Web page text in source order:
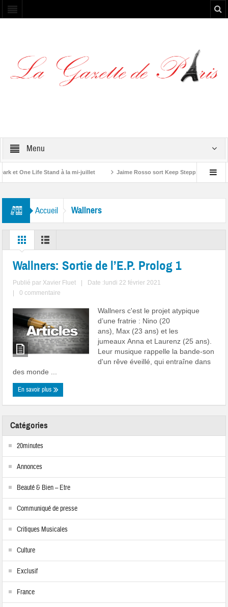
Menu
et One Life Stand à la mi-juillet Jaime Rosso sort Keep Stepping, son
Accueil Wallners
Wallners: Sortie de l’E.P. Prolog 1
Publié par Xavier Fluet
Date :lundi 22 février 2021
0 commentaire
Wallners c'est le projet atypique
d’une fratrie : Nino (20
ans), Max (23 ans) et les
jumeaux Anna et Laurenz (25 ans).
Leur musique rappelle la bande-son
d'un rêve éveillé, qui entraîne dans
des monde ...
En savoir plus
Catégories
20minutes
Annonces
Beauté & Bien – Etre
Communiqué de presse
Critiques Musicales
Culture
Exclusif
France